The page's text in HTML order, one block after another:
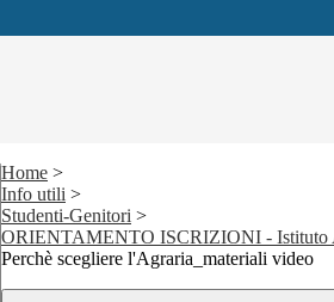
Home >
Info utili >
Studenti-Genitori >
ORIENTAMENTO ISCRIZIONI - Istituto
Perchè scegliere l'Agraria_materiali video